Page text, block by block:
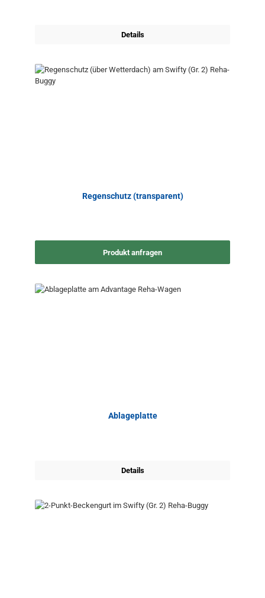
Details
Regenschutz (transparent)
Produkt anfragen
Ablageplatte
Details